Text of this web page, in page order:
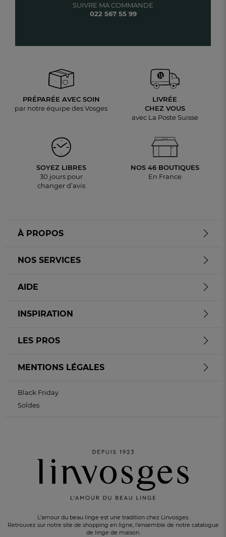
SUIVRE MA COMMANDE
022 567 55 99
PRÉPARÉE AVEC SOIN
par notre équipe des Vosges
LIVRÉE
CHEZ VOUS
avec La Poste Suisse
SOYEZ LIBRES
30 jours pour
changer d’avis
NOS 46 BOUTIQUES
En France
L'amour du beau linge est une tradition chez Linvosges.
Retrouvez sur notre site de shopping en ligne, l'ensemble de notre catalogue
de linge de maison.
À PROPOS
NOS SERVICES
AIDE
INSPIRATION
LES PROS
MENTIONS LÉGALES
Black Friday
Soldes